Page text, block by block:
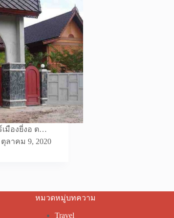
เมืองยี่งอ ต…
ตุลาคม 9, 2020
หมวดหมู่บทความ
Travel